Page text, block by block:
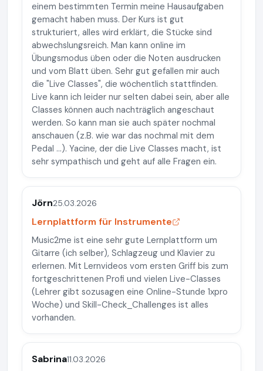
einem bestimmten Termin meine Hausaufgaben
gemacht haben muss. Der Kurs ist gut
strukturiert, alles wird erklärt, die Stücke sind
abwechslungsreich. Man kann online im
Übungsmodus üben oder die Noten ausdrucken
und vom Blatt üben. Sehr gut gefallen mir auch
die "Live Classes", die wöchentlich stattfinden.
Live kann ich leider nur selten dabei sein, aber alle
Classes können auch nachträglich angeschaut
werden. So kann man sie auch später nochmal
anschauen (z.B. wie war das nochmal mit dem
Pedal ...). Yacine, der die Live Classes macht, ist
sehr sympathisch und geht auf alle Fragen ein.
Jörn25.03.2026
Lernplattform für Instrumente
Music2me ist eine sehr gute Lernplattform um
Gitarre (ich selber), Schlagzeug und Klavier zu
erlernen. Mit Lernvideos vom ersten Griff bis zum
fortgeschrittenen Profi und vielen Live-Classes
(Lehrer gibt sozusagen eine Online-Stunde 1xpro
Woche) und Skill-Check_Challenges ist alles
vorhanden.
Sabrina11.03.2026